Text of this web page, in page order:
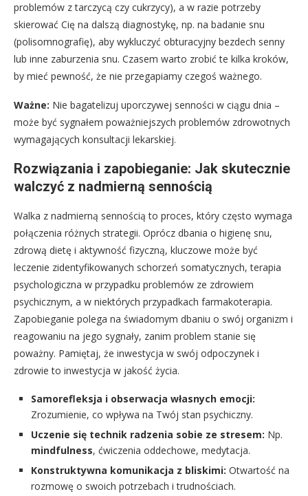
problemów z tarczycą czy cukrzycy), a w razie potrzeby
skierować Cię na dalszą diagnostykę, np. na badanie snu
(polisomnografię), aby wykluczyć obturacyjny bezdech senny
lub inne zaburzenia snu. Czasem warto zrobić te kilka kroków,
by mieć pewność, że nie przegapiamy czegoś ważnego.
Ważne: Nie bagatelizuj uporczywej senności w ciągu dnia –
może być sygnałem poważniejszych problemów zdrowotnych
wymagających konsultacji lekarskiej.
Rozwiązania i zapobieganie: Jak skutecznie
walczyć z nadmierną sennością
Walka z nadmierną sennością to proces, który często wymaga
połączenia różnych strategii. Oprócz dbania o higienę snu,
zdrową dietę i aktywność fizyczną, kluczowe może być
leczenie zidentyfikowanych schorzeń somatycznych, terapia
psychologiczna w przypadku problemów ze zdrowiem
psychicznym, a w niektórych przypadkach farmakoterapia.
Zapobieganie polega na świadomym dbaniu o swój organizm i
reagowaniu na jego sygnały, zanim problem stanie się
poważny. Pamiętaj, że inwestycja w swój odpoczynek i
zdrowie to inwestycja w jakość życia.
Samorefleksja i obserwacja własnych emocji:
Zrozumienie, co wpływa na Twój stan psychiczny.
Uczenie się technik radzenia sobie ze stresem: Np.
mindfulness, ćwiczenia oddechowe, medytacja.
Konstruktywna komunikacja z bliskimi: Otwartość na
rozmowę o swoich potrzebach i trudnościach.